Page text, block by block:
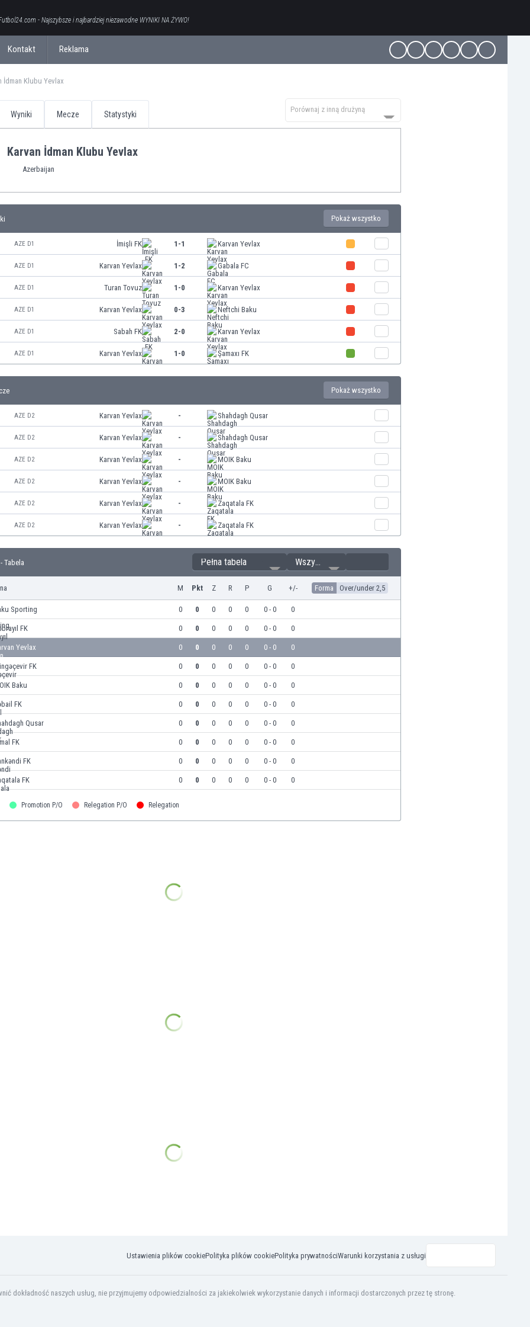
- Najszybsze i najbardziej niezawodne WYNIKI NA ŻYWO!
Kontakt Reklama
İdman Klubu Yevlax
Wyniki Mecze Statystyki
Porównaj z inną drużyną
Karvan İdman Klubu Yevlax
Azerbaijan
Pokaż wszystko
AZE D1 İmişli FK 1-1 Karvan Yevlax
AZE D1 Karvan Yevlax 1-2 Gabala FC
AZE D1 Turan Tovuz 1-0 Karvan Yevlax
AZE D1 Karvan Yevlax 0-3 Neftchi Baku
AZE D1 Sabah FK 2-0 Karvan Yevlax
AZE D1 Karvan Yevlax 1-0 Şamaxı FK
Pokaż wszystko
AZE D2 Karvan Yevlax - Shahdagh Qusar
AZE D2 Karvan Yevlax - Shahdagh Qusar
AZE D2 Karvan Yevlax - MOIK Baku
AZE D2 Karvan Yevlax - MOIK Baku
AZE D2 Karvan Yevlax - Zaqatala FK
AZE D2 Karvan Yevlax - Zaqatala FK
Tabela Pełna tabela Wszystkie
M Pkt Z R P G +/- Forma Over/under 2,5
Sporting 0 0 0 0 0 0 - 0 0
FK 0 0 0 0 0 0 - 0 0
Yevlax 0 0 0 0 0 0 - 0 0
FK 0 0 0 0 0 0 - 0 0
Baku 0 0 0 0 0 0 - 0 0
FK 0 0 0 0 0 0 - 0 0
Qusar 0 0 0 0 0 0 - 0 0
FK 0 0 0 0 0 0 - 0 0
FK 0 0 0 0 0 0 - 0 0
FK 0 0 0 0 0 0 - 0 0
Promotion P/O Relegation P/O Relegation
Ustawienia plików cookiePolityka plików cookiePolityka prywatnościWarunki korzystania z usługi
dokładność naszych usług, nie przyjmujemy odpowiedzialności za jakiekolwiek wykorzystanie danych i informacji dostarczonych przez tę stronę.